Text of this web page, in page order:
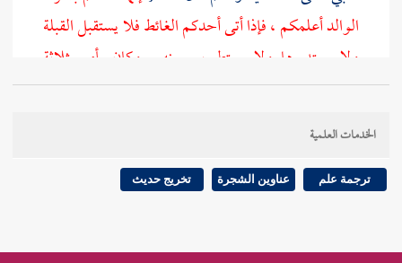
الوالد أعلمكم ، فإذا أتى أحدكم الغائط فلا يستقبل القبلة
ولا يستدبرها ولا يستطب بيمينه . وكان يأمر بثلاثة
أحجار وينهى عن الروث والرمة} " حديث صحيح
رواه أبو داود
أبي داود
بمنزلة الوالد " فيه تفسيران ذكرهما صاحب الحاوي
بسط وتأنيس للمخاطبين ، لئلا يستحيوا عن مسألته فيما
الخدمات العلمية
ترجمة علم عناوين الشجرة تخريج حديث